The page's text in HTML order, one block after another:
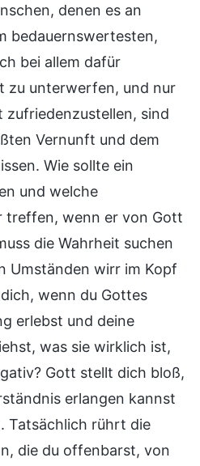
denen es an
bedauernswertesten,
bei allem dafür
zu unterwerfen, und nur
sind
Vernunft und dem
Wie sollte ein
und welche
treffen, wenn er von Gott
die Wahrheit suchen
Umständen wirr im Kopf
wenn du Gottes
erlebst und deine
was sie wirklich ist,
Gott stellt dich bloß,
erlangen kannst
Tatsächlich rührt die
die du offenbarst, von